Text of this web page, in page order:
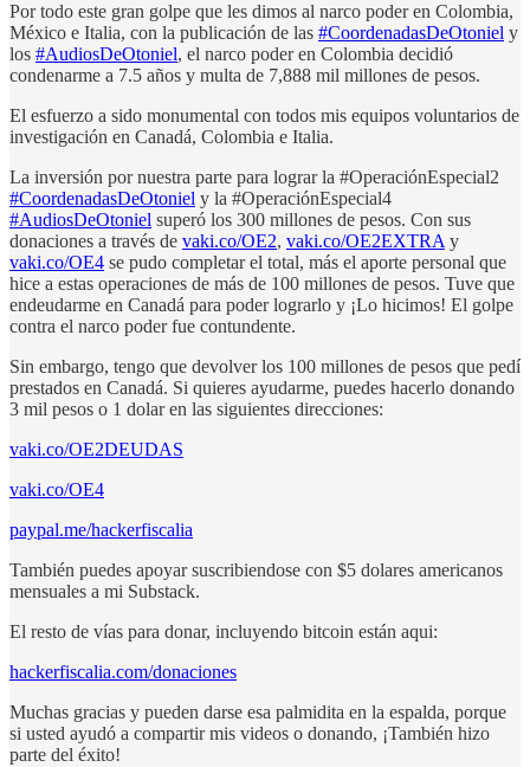
Por todo este gran golpe que les dimos al narco poder en Colombia,
México e Italia, con la publicación de las #CoordenadasDeOtoniel y
los #AudiosDeOtoniel, el narco poder en Colombia decidió
condenarme a 7.5 años y multa de 7,888 mil millones de pesos.
El esfuerzo a sido monumental con todos mis equipos voluntarios de
investigación en Canadá, Colombia e Italia.
La inversión por nuestra parte para lograr la #OperaciónEspecial2
#CoordenadasDeOtoniel y la #OperaciónEspecial4
#AudiosDeOtoniel superó los 300 millones de pesos. Con sus
donaciones a través de vaki.co/OE2, vaki.co/OE2EXTRA y
vaki.co/OE4 se pudo completar el total, más el aporte personal que
hice a estas operaciones de más de 100 millones de pesos. Tuve que
endeudarme en Canadá para poder lograrlo y ¡Lo hicimos! El golpe
contra el narco poder fue contundente.
Sin embargo, tengo que devolver los 100 millones de pesos que pedí
prestados en Canadá. Si quieres ayudarme, puedes hacerlo donando
3 mil pesos o 1 dolar en las siguientes direcciones:
vaki.co/OE2DEUDAS
vaki.co/OE4
paypal.me/hackerfiscalia
También puedes apoyar suscribiendose con $5 dolares americanos
mensuales a mi Substack.
El resto de vías para donar, incluyendo bitcoin están aqui:
hackerfiscalia.com/donaciones
Muchas gracias y pueden darse esa palmidita en la espalda, porque
si usted ayudó a compartir mis videos o donando, ¡También hizo
parte del éxito!